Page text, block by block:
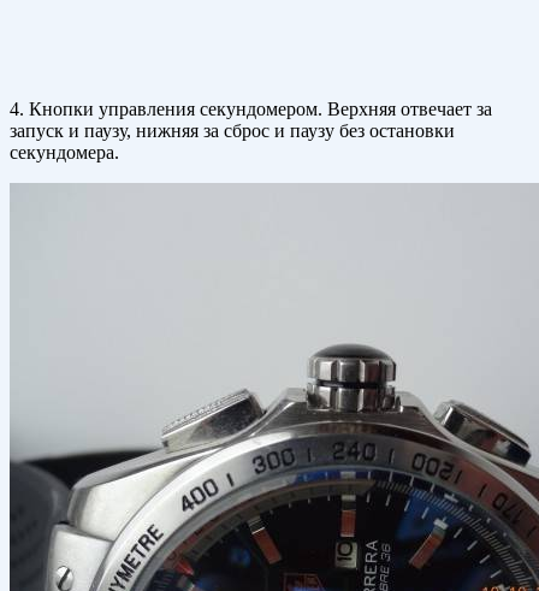
4. Кнопки управления секундомером. Верхняя отвечает за
запуск и паузу, нижняя за сброс и паузу без остановки
секундомера.